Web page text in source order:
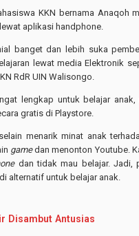
KKN bernama Anaqoh
aplikasi handphone.
banget dan lebih suka
lewat media Elektronik
RdR UIN Walisongo.
lengkap untuk belajar anak,
gratis di Playstore.
menarik minat anak
gamedan menonton Youtube.
dan tidak mau belajar. Jadi,
alternatif untuk belajar anak.
Disambut Antusias